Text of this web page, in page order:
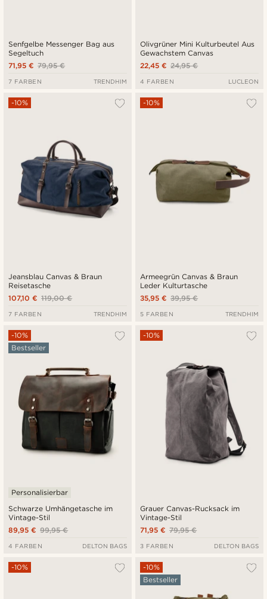
Senfgelbe Messenger Bag aus
Segeltuch
79,95 €
71,95 €
7 FARBEN TRENDHIM
Olivgrüner Mini Kulturbeutel Aus
Gewachstem Canvas
24,95 €
22,45 €
4 FARBEN LUCLEON
Jeansblau Canvas & Braun
Reisetasche
-10%
119,00 €
107,10 €
7 FARBEN TRENDHIM
Armeegrün Canvas & Braun
Leder Kulturtasche
-10%
39,95 €
35,95 €
5 FARBEN TRENDHIM
Schwarze Umhängetasche im
Vintage-Stil
-10%
Bestseller
Personalisierbar
99,95 €
89,95 €
4 FARBEN DELTON BAGS
Grauer Canvas-Rucksack im
Vintage-Stil
-10%
79,95 €
71,95 €
3 FARBEN DELTON BAGS
-10%
-10%
Bestseller